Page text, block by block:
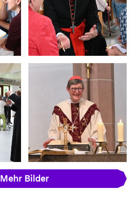
Mehr Bilder